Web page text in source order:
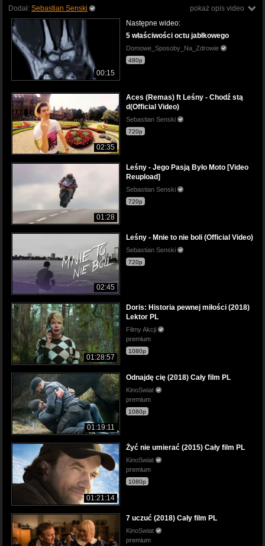
pokaż opis video
Dodał: Sebastian Senski
00:15
Następne wideo:
5 właściwości octu jabłkowego
Domowe_Sposoby_Na_Zdrowie
480p
02:35
Aces (Remas) ft Leśny - Chodź stą
d(Official Video)
Sebastian Senski
720p
01:28
Leśny - Jego Pasją Było Moto [Video
Reupload]
Sebastian Senski
720p
02:45
Leśny - Mnie to nie boli (Official Video)
Sebastian Senski
720p
01:28:57
Doris: Historia pewnej miłości (2018)
Lektor PL
Filmy Akcji
premium
1080p
01:19:11
Odnajdę cię (2018) Cały film PL
KinoSwiat
premium
1080p
01:21:14
Żyć nie umierać (2015) Cały film PL
KinoSwiat
premium
1080p
7 uczuć (2018) Cały film PL
KinoSwiat
premium